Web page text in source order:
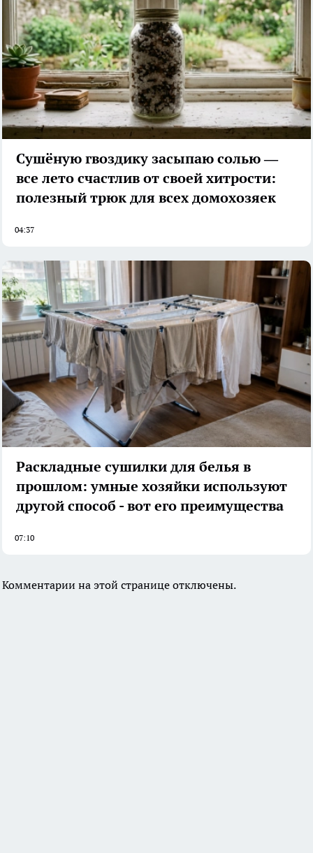
Сушёную гвоздику засыпаю солью —
все лето счастлив от своей хитрости:
полезный трюк для всех домохозяек
04:37
Раскладные сушилки для белья в
прошлом: умные хозяйки используют
другой способ - вот его преимущества
07:10
Комментарии на этой странице отключены.